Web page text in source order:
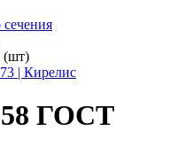
(шт)
58 ГОСТ